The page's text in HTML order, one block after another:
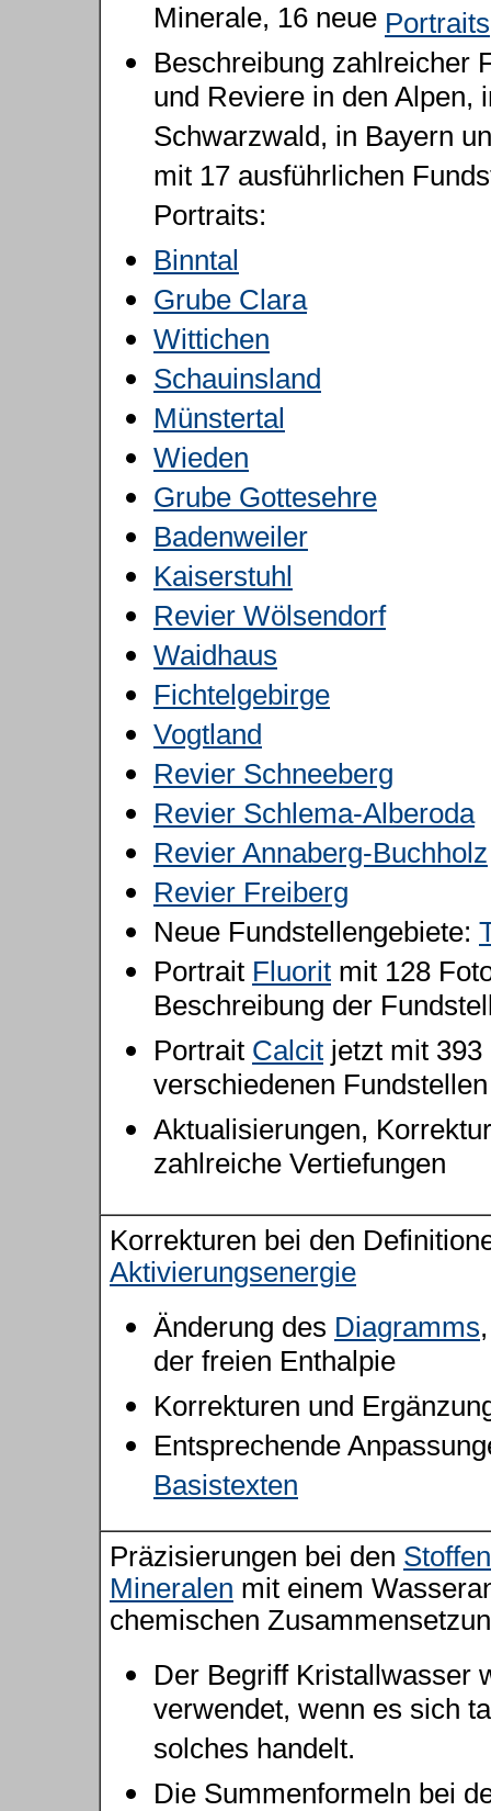
Minerale, 16 neue Portraits
Beschreibung zahlreicher
und Reviere in den Alpen,
Schwarzwald, in Bayern
mit 17 ausführlichen
Portraits:
Binntal
Grube Clara
Wittichen
Schauinsland
Münstertal
Wieden
Grube Gottesehre
Badenweiler
Kaiserstuhl
Revier Wölsendorf
Waidhaus
Fichtelgebirge
Vogtland
Revier Schneeberg
Revier Schlema-Alberoda
Revier Annaberg-Buchholz
Revier Freiberg
Neue Fundstellengebiete:
Portrait Fluorit mit 128
Beschreibung der
Portrait Calcit jetzt mit 393
verschiedenen Fundstellen
Aktualisierungen,
zahlreiche Vertiefungen
Korrekturen bei den
Aktivierungsenergie
Änderung des Diagramms
der freien Enthalpie
Korrekturen und
Entsprechende
Basistexten
Präzisierungen bei den Stoffen
Mineralen mit einem
chemischen
Der Begriff Kristallwasser
verwendet, wenn es sich
solches handelt.
Die Summenformeln bei